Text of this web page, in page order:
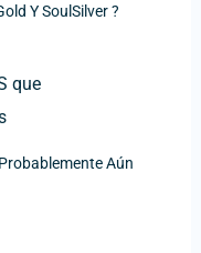
Y SoulSilver ?
Aún